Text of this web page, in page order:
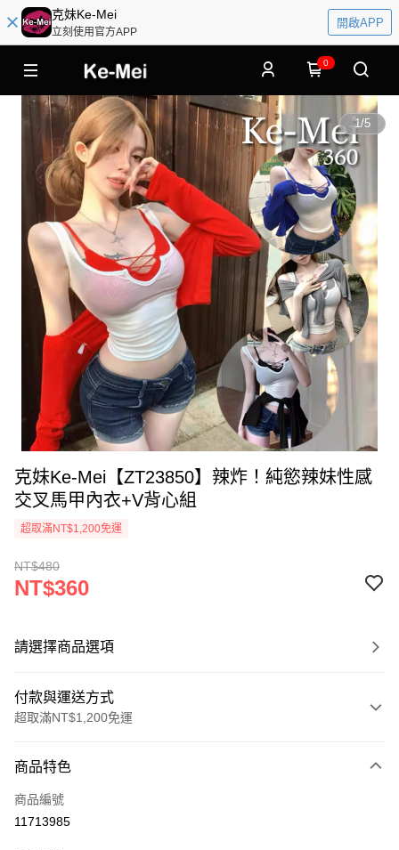
克妹Ke-Mei
立刻使用官方APP
開啟APP
0
1/5
克妹Ke-Mei【ZT23850】辣炸！純慾辣妹性感
交叉馬甲內衣+V背心組
超取滿NT$1,200免運
NT$480
NT$360
請選擇商品選項
付款與運送方式
超取滿NT$1,200免運
信用卡一次付款
超商取貨付款
商品特色
商品編號
11713985